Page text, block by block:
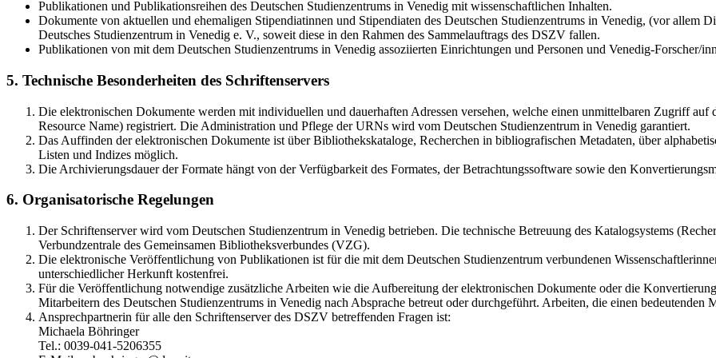
Publikationen und Publikationsreihen des Deutschen Studienzentrums in Venedig mit wissenschaftlichen Inhalten.
Dokumente von aktuellen und ehemaligen Stipendiatinnen und Stipendiaten des Deutschen Studienzentrums in Venedig, (vor allem
Deutsches Studienzentrum in Venedig e. V., soweit diese in den Rahmen des Sammelauftrags des DSZV fallen.
Publikationen von mit dem Deutschen Studienzentrums in Venedig assoziierten Einrichtungen und Personen und Venedig-Forscher/
5. Technische Besonderheiten des Schriftenservers
Die elektronischen Dokumente werden mit individuellen und dauerhaften Adressen versehen, welche einen unmittelbaren Zugriff
Resource Name) registriert. Die Administration und Pflege der URNs wird vom Deutschen Studienzentrum in Venedig garantiert.
Das Auffinden der elektronischen Dokumente ist über Bibliothekskataloge, Recherchen in bibliografischen Metadaten, über
Listen und Indizes möglich.
Die Archivierungsdauer der Formate hängt von der Verfügbarkeit des Formates, der Betrachtungssoftware sowie den
6. Organisatorische Regelungen
Der Schriftenserver wird vom Deutschen Studienzentrum in Venedig betrieben. Die technische Betreuung des Katalogsystems
Verbundzentrale des Gemeinsamen Bibliotheksverbundes (VZG).
Die elektronische Veröffentlichung von Publikationen ist für die mit dem Deutschen Studienzentrum verbundenen
unterschiedlicher Herkunft kostenfrei.
Für die Veröffentlichung notwendige zusätzliche Arbeiten wie die Aufbereitung der elektronischen Dokumente oder die
Mitarbeitern des Deutschen Studienzentrums in Venedig nach Absprache betreut oder durchgeführt. Arbeiten, die einen
Ansprechpartnerin für alle den Schriftenserver des DSZV betreffenden Fragen ist:
Michaela Böhringer
Tel.: 0039-041-5206355